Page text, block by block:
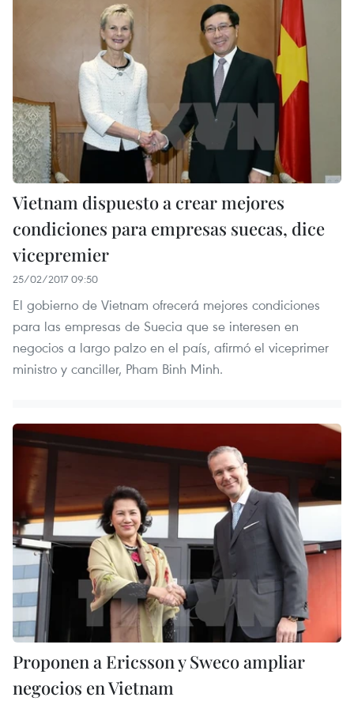
Vietnam dispuesto a crear mejores
condiciones para empresas suecas, dice
vicepremier
25/02/2017 09:50
El gobierno de Vietnam ofrecerá mejores condiciones
para las empresas de Suecia que se interesen en
negocios a largo palzo en el país, afirmó el viceprimer
ministro y canciller, Pham Binh Minh.
Proponen a Ericsson y Sweco ampliar
negocios en Vietnam